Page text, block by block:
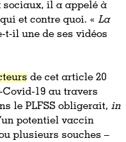
sociaux, il a appelé à
et contre quoi. «La
t-il une de ses vidéos
de cet article 20
19 au travers
le PLFSS obligerait,in
potentiel vaccin
plusieurs souches –